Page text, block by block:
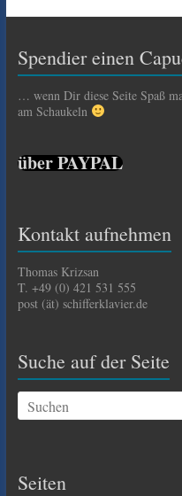
Spendier einen
… wenn Dir diese Seite Spaß
am Schaukeln
über PAYPAL
Kontakt aufnehmen
Thomas Krizsan
T. +49 (0) 421 531 555
post (ät) schifferklavier.de
Suche auf der Seite
Seiten